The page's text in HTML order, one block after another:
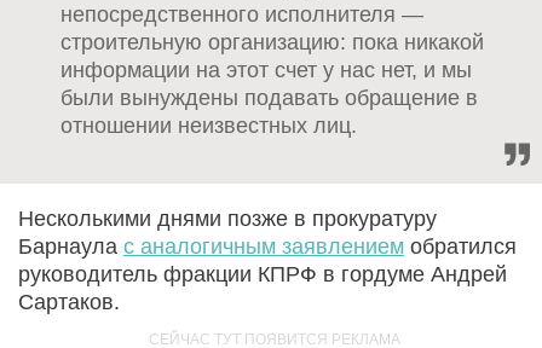
непосредственного исполнителя —
строительную организацию: пока никакой
информации на этот счет у нас нет, и мы
были вынуждены подавать обращение в
отношении неизвестных лиц.
Несколькими днями позже в прокуратуру
Барнаула с аналогичным заявлением обратился
руководитель фракции КПРФ в гордуме Андрей
Сартаков.